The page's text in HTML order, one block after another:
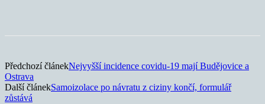
Předchozí článekNejvyšší incidence covidu-19 mají Budějovice a
Ostrava
Další článekSamoizolace po návratu z ciziny končí, formulář
zůstává